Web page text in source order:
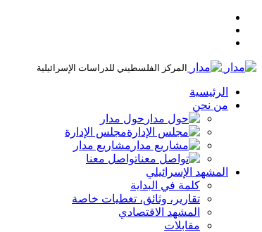
المركز الفلسطيني للدراسات الإسرائيلية
الرئيسية
من نحن
حول مدار
مجلس الإدارة
مشاريع مدار
تواصل معنا
المشهد الإسرائيلي
كلمة في البداية
تقارير، وثائق، تغطيات خاصة
المشهد الاقتصادي
مقابلات